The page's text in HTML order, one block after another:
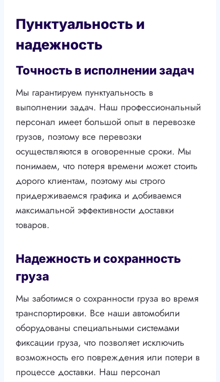
Пунктуальность и
надежность
Точность в исполнении задач
Мы гарантируем пунктуальность в
выполнении задач. Наш профессиональный
персонал имеет большой опыт в перевозке
грузов, поэтому все перевозки
осуществляются в оговоренные сроки. Мы
понимаем, что потеря времени может стоить
дорого клиентам, поэтому мы строго
придерживаемся графика и добиваемся
максимальной эффективности доставки
товаров.
Надежность и сохранность
груза
Мы заботимся о сохранности груза во время
транспортировки. Все наши автомобили
оборудованы специальными системами
фиксации груза, что позволяет исключить
возможность его повреждения или потери в
процессе доставки. Наш персонал